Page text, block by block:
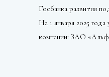
Госбанка развития
На 1 января 2025
компании: ЗАО